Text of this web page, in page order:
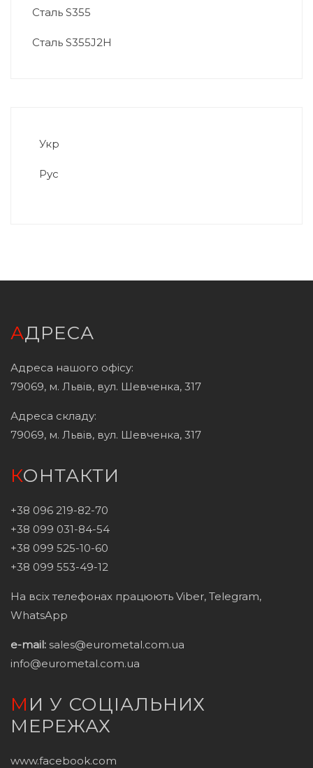
Сталь S355
Сталь S355J2H
Укр
Рус
АДРЕСА
Адреса нашого офісу:
79069, м. Львів, вул. Шевченка, 317
Адреса складу:
79069, м. Львів, вул. Шевченка, 317
КОНТАКТИ
+38 096 219-82-70
+38 099 031-84-54
+38 099 525-10-60
+38 099 553-49-12
На всіх телефонах працюють Viber, Telegram,
WhatsApp
e-mail: sales@eurometal.com.ua
info@eurometal.com.ua
МИ У СОЦІАЛЬНИХ
МЕРЕЖАХ
www.facebook.com